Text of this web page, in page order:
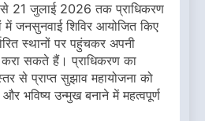
से 21 जुलाई 2026 तक प्राधिकरण
जनसुनवाई शिविर आयोजित किए
स्थानों पर पहुंचकर अपनी
करा सकते हैं। प्राधिकरण का
से प्राप्त सुझाव महायोजना को
भविष्य उन्मुख बनाने में महत्वपूर्ण